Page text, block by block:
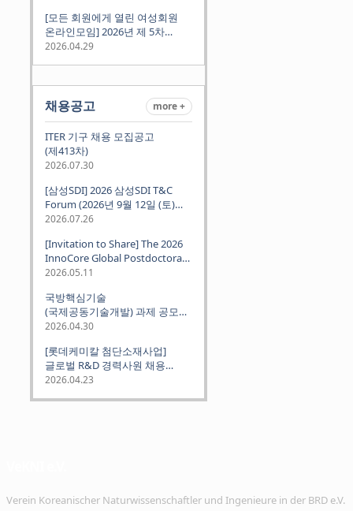
[모든 회원에게 열린 여성회원
온라인모임] 2026년 제 5차
정기모임 (5월 12일 화요일 저녁
2026.04.29
채용공고 more +
ITER 기구 채용 모집공고
(제413차)
2026.07.30
[삼성SDI] 2026 삼성SDI T&C
Forum (2026년 9월 12일 (토)
뮌헨 개최)
2026.07.26
[Invitation to Share] The 2026
InnoCore Global Postdoctoral
Job Fair: Meet Korea's 4 Major
Institutes
2026.05.11
국방핵심기술
(국제공동기술개발) 과제 공모
안내 (~2026.06.26)
2026.04.30
[롯데케미칼 첨단소재사업]
글로벌 R&D 경력사원 채용
(~2026. 5.5)
2026.04.23
Verein Koreanischer Naturwissenschaftler und Ingenieure in der BRD e.V.